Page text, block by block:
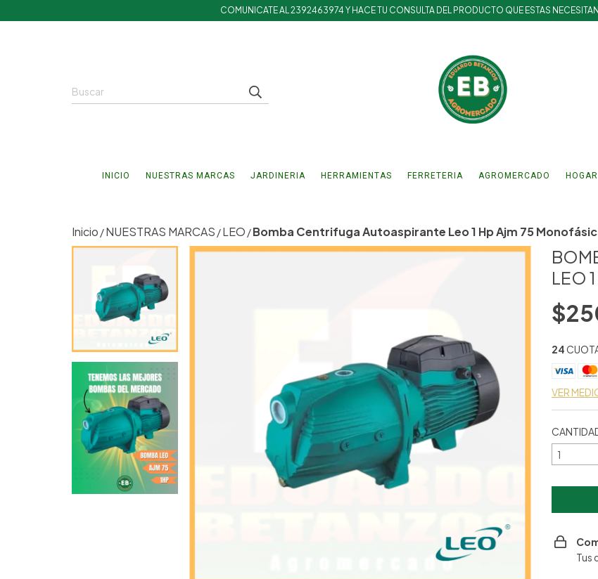
COMUNICATE AL 2392463974 Y HACE TU CONSULTA DEL PRODUCTO QUE ESTAS
INICIO NUESTRAS MARCAS JARDINERIA HERRAMIENTAS FERRETERIA AGROMERCADO HOGAR
Inicio /NUESTRAS MARCAS /LEO /Bomba Centrifuga Autoaspirante Leo 1 Hp Ajm 75
LEO
24
VER
Tus